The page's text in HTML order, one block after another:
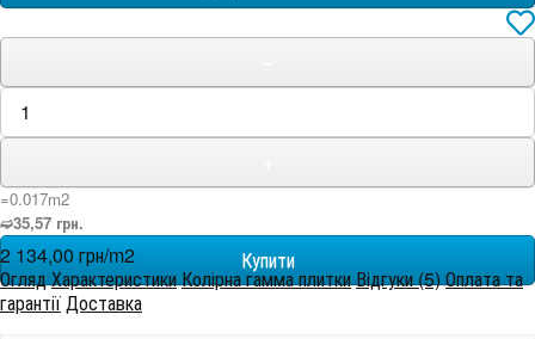
=0.017m2
➫35,57 грн.
2 134,00 грн/m2
ОглядХарактеристикиКолірна гамма плиткиВідгуки (5)Оплата та
гарантії Доставка